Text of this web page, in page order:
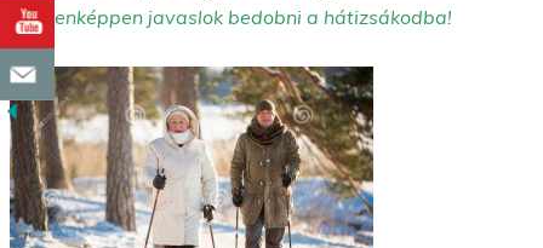
mindenképpen javaslok bedobni a hátizsákodba!